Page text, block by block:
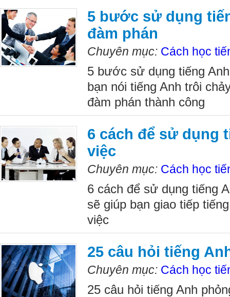
5 bước sử dụng
đàm phán
Chuyên mục: Cách học
5 bước sử dụng tiếng
bạn nói tiếng Anh trôi
đàm phán thành công
6 cách để sử dụng
việc
Chuyên mục: Cách học
6 cách để sử dụng tiếng
sẽ giúp bạn giao tiếp
việc
25 câu hỏi tiếng
Chuyên mục: Cách học
25 câu hỏi tiếng Anh